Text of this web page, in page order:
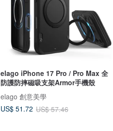
elago iPhone 17 Pro / Pro Max 全
防護防摔磁吸支架Armor手機殼
elago 創意美學
US$ 51.72 US$ 57.46